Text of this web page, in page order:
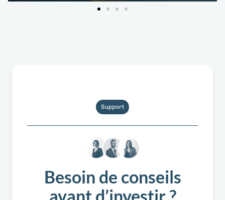
Support
Besoin de conseils
avant d’investir ?